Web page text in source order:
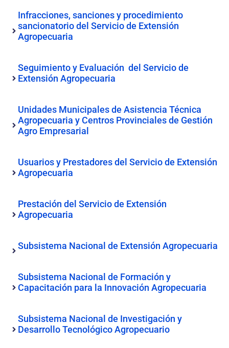
Infracciones, sanciones y procedimiento
sancionatorio del Servicio de Extensión
Agropecuaria
Seguimiento y Evaluación del Servicio de
Extensión Agropecuaria
Unidades Municipales de Asistencia Técnica
Agropecuaria y Centros Provinciales de Gestión
Agro Empresarial
Usuarios y Prestadores del Servicio de Extensión
Agropecuaria
Prestación del Servicio de Extensión
Agropecuaria
Subsistema Nacional de Extensión Agropecuaria
Subsistema Nacional de Formación y
Capacitación para la Innovación Agropecuaria
Subsistema Nacional de Investigación y
Desarrollo Tecnológico Agropecuario